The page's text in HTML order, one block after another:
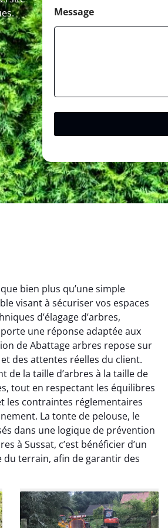
Message
bien plus qu’une simple
visant à sécuriser vos espaces
d’élagage d’arbres,
une réponse adaptée aux
de Abattage arbres repose sur
des attentes réelles du client.
de la taille d’arbres à la taille de
tout en respectant les équilibres
les contraintes réglementaires
La tonte de pelouse, le
dans une logique de prévention
à Sussat, c’est bénéficier d’un
du terrain, afin de garantir des
Léandro Vasseur
12 juillet 2025
Intervention rapide et très
professionnelle pour
l’élagage de mes arbres. Le
travail est propre, sécurisé et
parfaitement réalisé. Je
recommande sans hésiter.